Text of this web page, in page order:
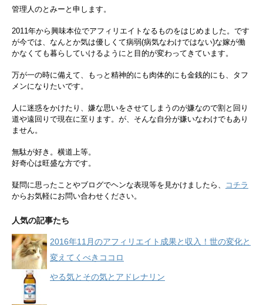
管理人のとみーと申します。
2011年から興味本位でアフィリエイトなるものをはじめました。です
が今では、なんとか気は優しくて病弱(病気なわけではない)な嫁が働
かなくても暮らしていけるようにと目的が変わってきています。
万が一の時に備えて、もっと精神的にも肉体的にも金銭的にも、タフ
メンになりたいです。
人に迷惑をかけたり、嫌な思いをさせてしまうのが嫌なので割と回り
道や遠回りで現在に至ります。が、そんな自分が嫌いなわけでもあり
ません。
無駄が好き。横道上等。
好奇心は旺盛な方です。
疑問に思ったことやブログでヘンな表現等を見かけましたら、
コチラ
からお気軽にお問い合わせください。
人気の記事たち
2016年11月のアフィリエイト成果と収入！世の変化と
変えてくべきココロ
やる気とその気とアドレナリン